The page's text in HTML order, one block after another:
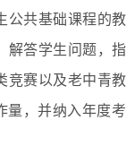
公共基础课程的教
解答学生问题，指
竞赛以及老中青教
量，并纳入年度考